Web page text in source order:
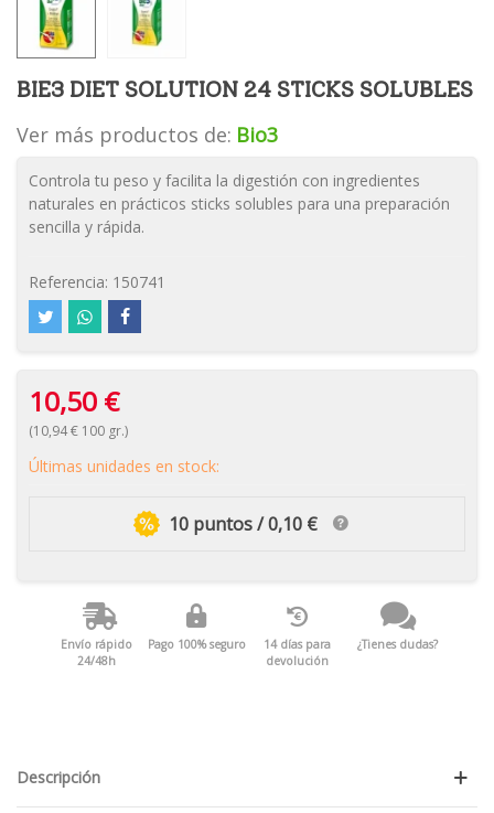
BIE3 DIET SOLUTION 24 STICKS SOLUBLES
Ver más productos de: Bio3
Controla tu peso y facilita la digestión con ingredientes
naturales en prácticos sticks solubles para una preparación
sencilla y rápida.
Referencia: 150741
10,50 €
(10,94 € 100 gr.)
Últimas unidades en stock:
10 puntos / 0,10 €
Envío rápido
24/48h
Pago 100% seguro
14 días para
devolución
¿Tienes dudas?
Descripción